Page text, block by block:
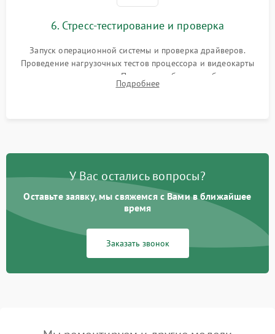
6. Стресс-тестирование и проверка
Запуск операционной системы и проверка драйверов.
Проведение нагрузочных тестов процессора и видеокарты
для контроля температур. Проверка работоспособности всех
USB-портов, аудиовыходов и сетевого подключения.
Подробнее
У Вас остались вопросы?
Оставьте заявку, мы свяжемся с Вами в ближайшее
время
Заказать звонок